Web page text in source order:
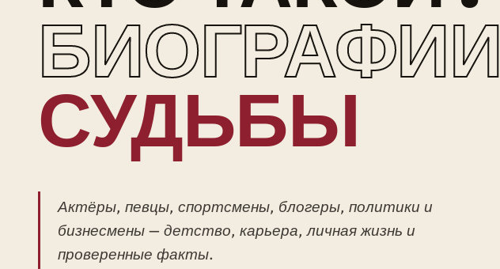
БИОГРАФИИ
СУДЬБЫ
Актёры, певцы, спортсмены, блогеры, политики и
бизнесмены — детство, карьера, личная жизнь и
проверенные факты.